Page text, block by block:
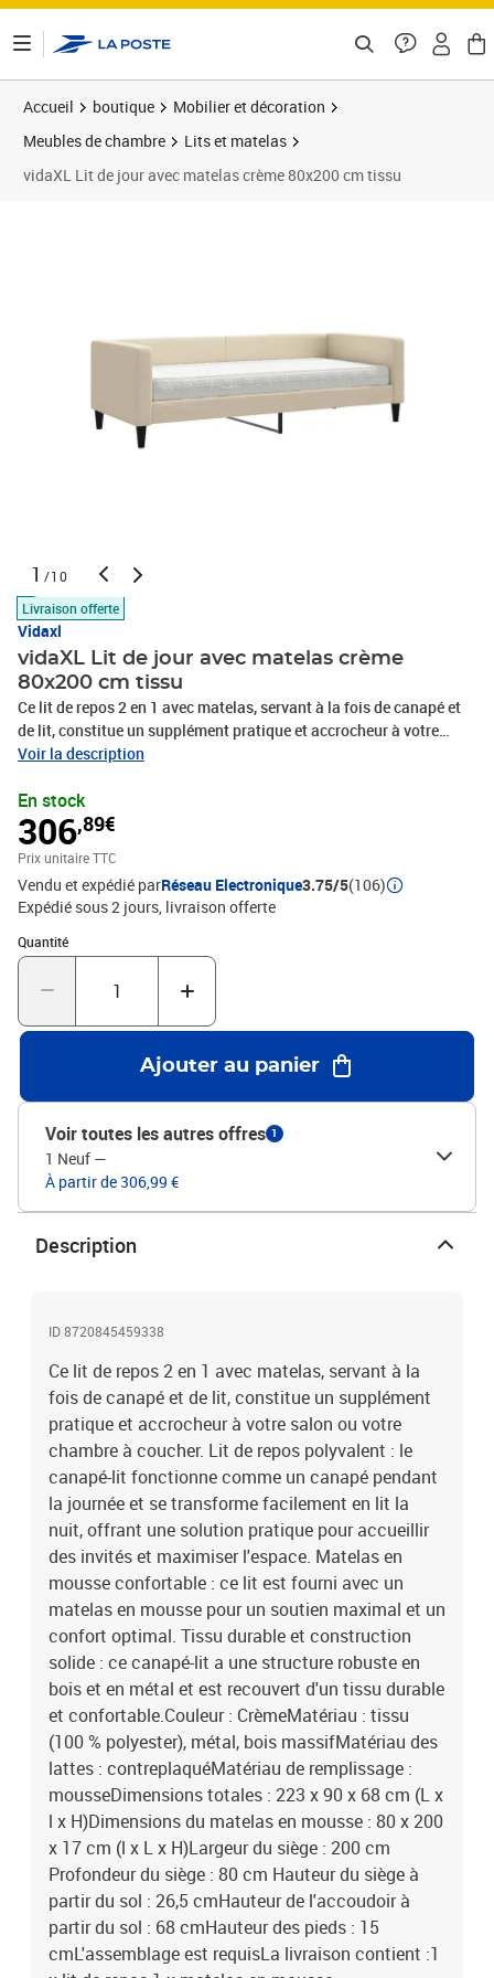
Accueil boutique
Mobilier et décoration
Meubles de chambre
Lits et matelas
vidaXL Lit de jour avec matelas crème 80x200 cm tissu
1 /10
Livraison offerte
Vidaxl
vidaXL Lit de jour avec matelas crème
80x200 cm tissu
Ce lit de repos 2 en 1 avec matelas, servant à la fois de canapé et
de lit, constitue un supplément pratique et accrocheur à votre
salon ou votre chambre à coucher. Lit de repos polyvalent : le
transforme facilement en lit la nuit, offrant une solution pratique
pour accueillir des invités et maximiser l'espace. Matelas en
mousse confortable : ce lit est fourni avec un matelas en mousse
pour un soutien maximal et un confort optimal. Tissu durable et
construction solide : ce canapé-lit a une structure robuste en bois
et en métal et est recouvert d'un tissu durable et
confortable.Couleur : CrèmeMatériau : tissu (100 % polyester),
métal, bois massifMatériau des lattes : contreplaquéMatériau de
remplissage : mousseDimensions totales : 223 x 90 x 68 cm (L x l x
H)Largeur du siège : 200 cm Profondeur du siège : 80 cm Hauteur
du siège à partir du sol : 26,5 cmHauteur de l'accoudoir à partir du
sol : 68 cmHauteur des pieds : 15 cmL'assemblage est requisLa
livraison contient :1 x lit de repos 1 x matelas en mousse
Voir la description
En stock
306,89€
Prix unitaire TTC
Vendu et expédié parRéseau Electronique3.75/5(106)
Expédié sous 2 jours livraison offerte
Quantité
Quantité : 1
Ajouter au panier
Voir toutes les autres offres 1
1 Neuf —
À partir de 306,99 €
Description
ID 8720845459338
Ce lit de repos 2 en 1 avec matelas, servant à la
fois de canapé et de lit, constitue un supplément
pratique et accrocheur à votre salon ou votre
chambre à coucher. Lit de repos polyvalent : le
canapé-lit fonctionne comme un canapé pendant
la journée et se transforme facilement en lit la
nuit, offrant une solution pratique pour accueillir
des invités et maximiser l'espace. Matelas en
mousse confortable : ce lit est fourni avec un
matelas en mousse pour un soutien maximal et un
confort optimal. Tissu durable et construction
solide : ce canapé-lit a une structure robuste en
bois et en métal et est recouvert d'un tissu durable
et confortable.Couleur : CrèmeMatériau : tissu
(100 % polyester), métal, bois massifMatériau des
lattes : contreplaquéMatériau de remplissage :
mousseDimensions totales : 223 x 90 x 68 cm (L x
l x H)Dimensions du matelas en mousse : 80 x 200
x 17 cm (l x L x H)Largeur du siège : 200 cm
Profondeur du siège : 80 cm Hauteur du siège à
partir du sol : 26,5 cmHauteur de l'accoudoir à
partir du sol : 68 cmHauteur des pieds : 15
cmL'assemblage est requisLa livraison contient :1